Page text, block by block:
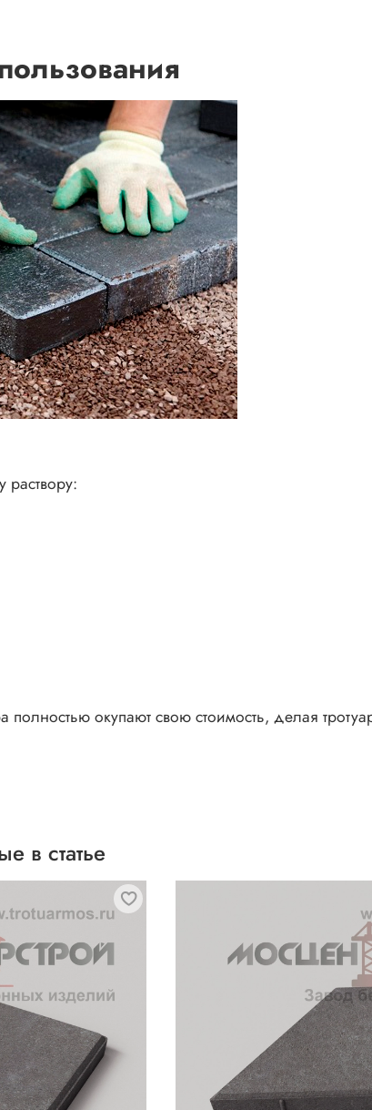
раствору:
окупают свою стоимость, делая
в статье